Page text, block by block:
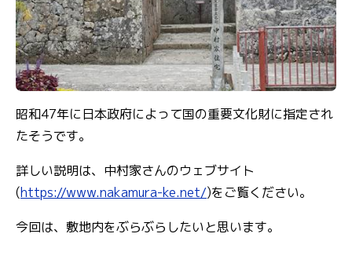
昭和47年に日本政府によって国の重要文化財に指定され
たそうです。
詳しい説明は、中村家さんのウェブサイト
(https://www.nakamura-ke.net/)をご覧ください。
今回は、敷地内をぶらぶらしたいと思います。